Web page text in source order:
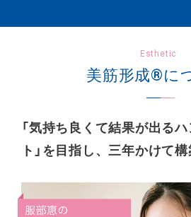
Esthetic
美筋形成®に
「気持ち良くて結果が出る
ト」を目指し、三年かけて構